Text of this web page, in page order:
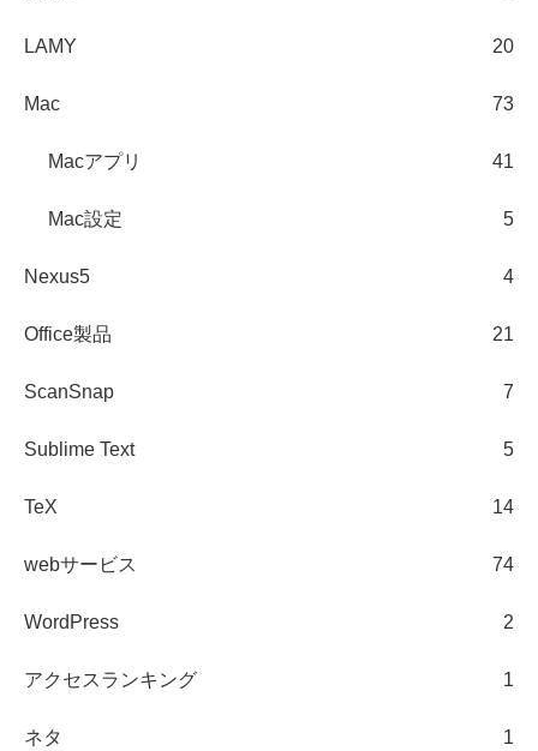
LAMY 20
Mac 73
Macアプリ 41
Mac設定 5
Nexus5 4
Office製品 21
ScanSnap 7
Sublime Text 5
TeX 14
webサービス 74
WordPress 2
アクセスランキング 1
ネタ 1